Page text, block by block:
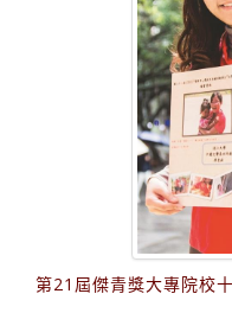
第21屆傑青獎大專院校